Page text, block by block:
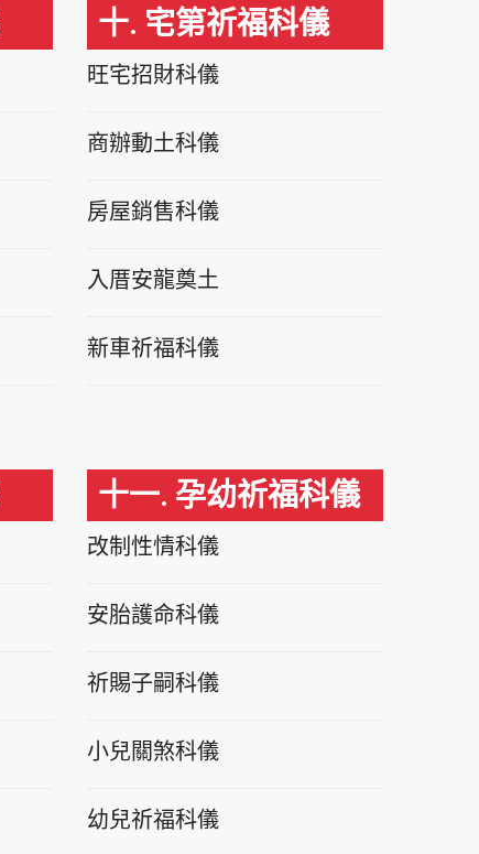
十. 宅第祈福科儀
旺宅招財科儀
商辦動土科儀
房屋銷售科儀
入厝安龍奠土
新車祈福科儀
十一. 孕幼祈福科儀
改制性情科儀
安胎護命科儀
祈賜子嗣科儀
小兒關煞科儀
幼兒祈福科儀